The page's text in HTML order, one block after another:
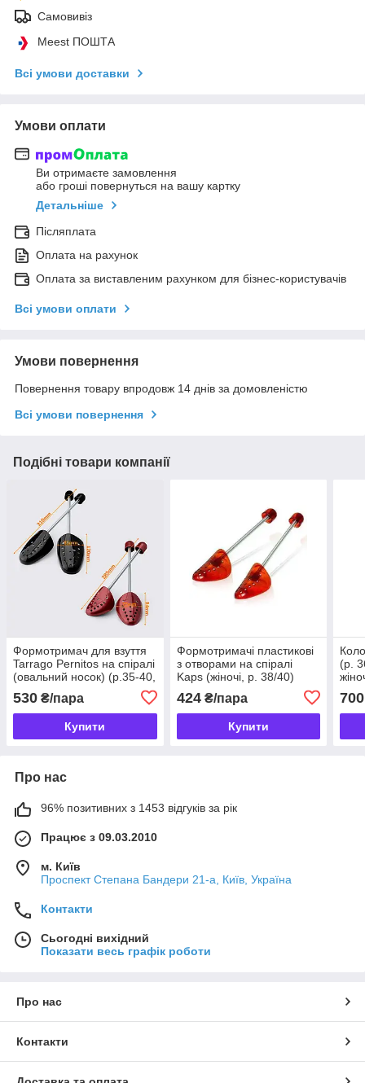
Самовивіз
Meest ПОШТА
Всі умови доставки
Умови оплати
Ви отримаєте замовлення
або гроші повернуться на вашу картку
Детальніше
Післяплата
Оплата на рахунок
Оплата за виставленим рахунком для бізнес-користувачів
Всі умови оплати
Умови повернення
Повернення товару впродовж 14 днів за домовленістю
Всі умови повернення
Подібні товари компанії
Формотримач для взуття
Tarrago Pernitos на спіралі
(овальний носок) (р.35-40,
530 ₴/пара
Купити
Формотримачі пластикові
з отворами на спіралі
Kaps (жіночі, р. 38/40)
424₴/пара
Купити
(р.
700
Про нас
96% позитивних з 1453 відгуків за рік
Працює з 09.03.2010
м. Київ
Проспект Степана Бандери 21-а, Київ, Україна
Контакти
Сьогодні вихідний
Показати весь графік роботи
Про нас
Контакти